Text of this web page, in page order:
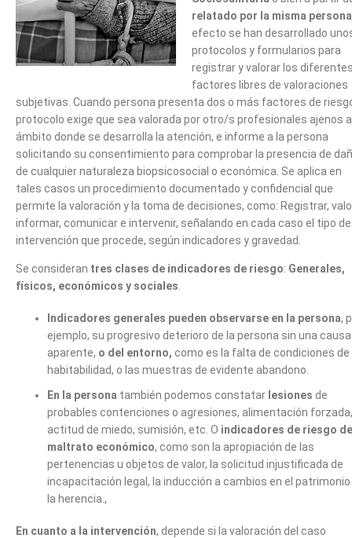
relatado por la misma persona
efecto se han desarrollado
protocolos y formularios para
registrar y valorar los
factores libres de valoraciones
subjetivas. Cuando persona presenta dos o más factores de
protocolo exige que sea valorada por otro/s profesionales ajenos
ámbito donde se desarrolla la atención, e informe a la persona
solicitando su consentimiento para comprobar la presencia de
de cualquier naturaleza biopsicosocial o económica. Se aplica en
tales casos un procedimiento documentado y confidencial que
permite la valoración y la toma de decisiones, como: Registrar,
informar, comunicar e intervenir, señalando en cada caso el tipo de
intervención que procede, según indicadores y gravedad.
Se consideran tres clases de indicadores de riesgo: Generales,
físicos, económicos y sociales
Indicadores generales pueden observarse en la persona,
ejemplo, su progresivo deterioro de la persona sin una causa
aparente, o del entorno, como es la falta de condiciones de
habitabilidad, o las muestras de evidente abandono.
En la persona también podemos constatar lesiones de
probables contenciones o agresiones, alimentación forzada,
actitud de miedo, sumisión, etc. O indicadores de riesgo de
maltrato económico, como son la apropiación de las
pertenencias u objetos de valor, la solicitud injustificada de
incapacitación legal, la inducción a cambios en el patrimonio
la herencia.,
En cuanto a la intervención, depende si la valoración del caso